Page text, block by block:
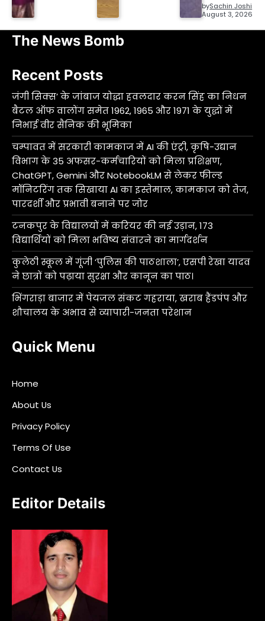
bySachin Joshi
August 3, 2026
The News Bomb
Recent Posts
जंगी सिक्स’ के जांबाज योद्धा हवलदार करन सिंह का निधन
बैटल ऑफ वालोंग समेत 1962, 1965 और 1971 के युद्धों में
निभाई वीर सैनिक की भूमिका
चम्पावत में सरकारी कामकाज में AI की एंट्री, कृषि-उद्यान
विभाग के 35 अफसर-कर्मचारियों को मिला प्रशिक्षण,
ChatGPT, Gemini और NotebookLM से लेकर फील्ड
मॉनिटरिंग तक सिखाया AI का इस्तेमाल, कामकाज को तेज,
पारदर्शी और प्रभावी बनाने पर जोर
टनकपुर के विद्यालयों में करियर की नई उड़ान, 173
विद्यार्थियों को मिला भविष्य संवारने का मार्गदर्शन
कुलेठी स्कूल में गूंजी ‘पुलिस की पाठशाला’, एसपी रेखा यादव
ने छात्रों को पढ़ाया सुरक्षा और कानून का पाठ।
भिंगराड़ा बाजार में पेयजल संकट गहराया, खराब हैंडपंप और
शौचालय के अभाव से व्यापारी-जनता परेशान
Quick Menu
Home
About Us
Privacy Policy
Terms Of Use
Contact Us
Editor Details